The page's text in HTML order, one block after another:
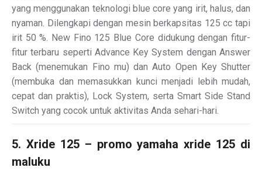
yang menggunakan teknologi blue core yang irit, halus, dan
nyaman. Dilengkapi dengan mesin berkapsitas 125 cc tapi
irit 50 %. New Fino 125 Blue Core didukung dengan fitur-
fitur terbaru seperti Advance Key System dengan Answer
Back (menemukan Fino mu) dan Auto Open Key Shutter
(membuka dan memasukkan kunci menjadi lebih mudah,
cepat dan praktis), Lock System, serta Smart Side Stand
Switch yang cocok untuk aktivitas Anda sehari-hari.
5. Xride 125 – promo yamaha xride 125 di
maluku